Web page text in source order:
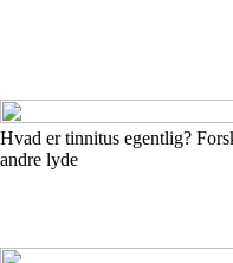
Hvad er tinnitus egentlig?
andre lyde